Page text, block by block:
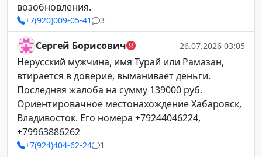
возобновления.
+7(920)009-05-41 3
Сергей Борисович 26.07.2026 03:05
Нерусский мужчина, имя Турай или Рамазан,
втирается в доверие, выманивает деньги.
Последняя жалоба на сумму 139000 руб.
Ориентировачное местонахождение Хабаровск,
Владивосток. Его номера +79244046224,
+79963886262
+7(924)404-62-24 1